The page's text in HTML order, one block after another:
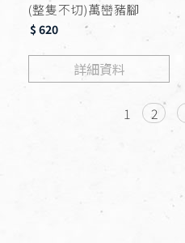
(整隻不切)萬巒豬腳
$ 620
詳細資料
1 2